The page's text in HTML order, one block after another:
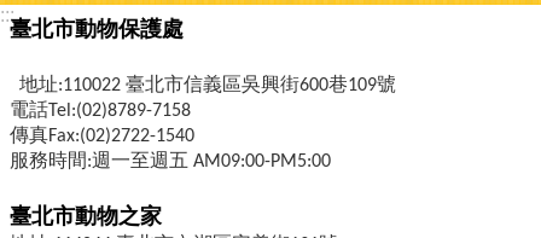
:::
臺北市動物保護處
地址:110022 臺北市信義區吳興街600巷109號
電話Tel:(02)8789-7158
傳真Fax:(02)2722-1540
服務時間:週一至週五 AM09:00-PM5:00
臺北市動物之家